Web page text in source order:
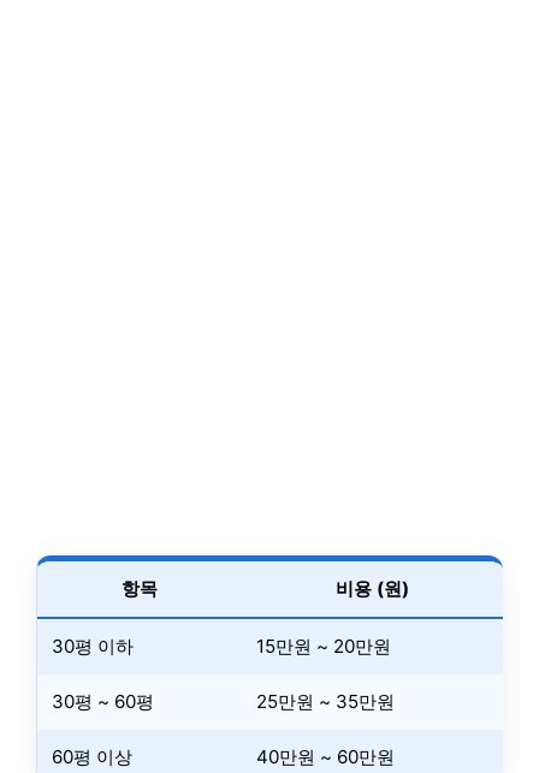
항목 비용 (원)
30평 이하 15만원 ~ 20만원
30평 ~ 60평 25만원 ~ 35만원
60평 이상 40만원 ~ 60만원